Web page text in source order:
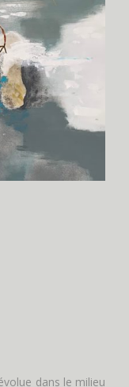
dans le milieu